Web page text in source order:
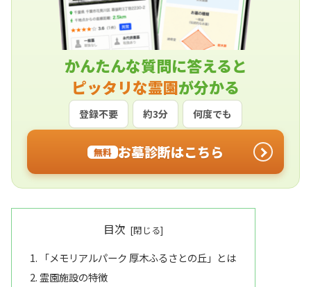
かんたんな質問に答えると
ピッタリな霊園が分かる
登録不要 約3分 何度でも
無料 お墓診断はこちら
目次
「メモリアルパーク 厚木ふるさとの丘」とは
霊園施設の特徴